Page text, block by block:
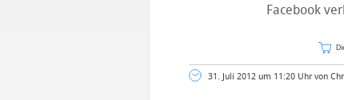
Facebook
31. Juli 2012 um 11:20 Uhr von